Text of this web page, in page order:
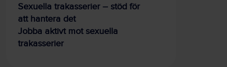
Sexuella trakasserier – stöd för
att hantera det
Jobba aktivt mot sexuella
trakasserier